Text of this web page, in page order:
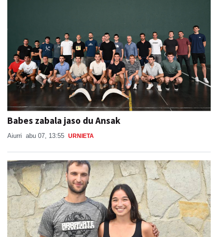
Babes zabala jaso du Ansak
Aiurri abu 07, 13:55 URNIETA